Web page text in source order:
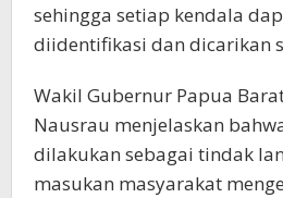
sehingga setiap kendala
diidentifikasi dan dicarikan
Wakil Gubernur Papua
Nausrau menjelaskan
dilakukan sebagai tindak
masukan masyarakat